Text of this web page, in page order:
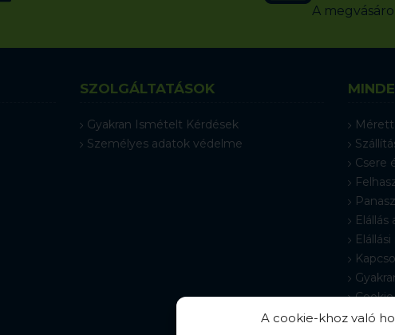
A cookie-khoz való
A
SZOLGÁLTATÁSOK
Gyakran Ismételt Kérdések
Személyes adatok védelme
Csere
Elállás